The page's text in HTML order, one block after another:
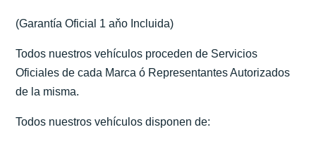
(Garantía Oficial 1 aňo Incluida)
Todos nuestros vehículos proceden de Servicios
Oficiales de cada Marca ó Representantes Autorizados
de la misma.
Todos nuestros vehículos disponen de: